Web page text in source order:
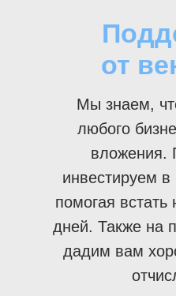
Мы знаем,
любого
вложения.
инвестируем
помогая встать
дней. Также на
дадим вам
от